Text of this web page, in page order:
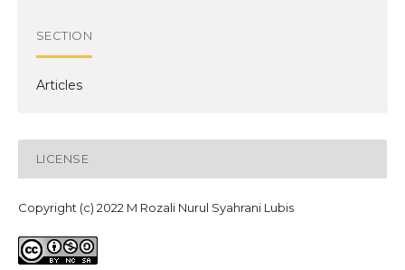
SECTION
Articles
LICENSE
Copyright (c) 2022 M Rozali Nurul Syahrani Lubis